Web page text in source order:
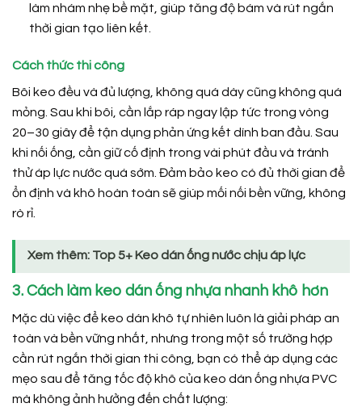
làm nhám nhẹ bề mặt, giúp tăng độ bám và rút ngắn
thời gian tạo liên kết.
Cách thức thi công
Bôi keo đều và đủ lượng, không quá dày cũng không quá
mỏng. Sau khi bôi, cần lắp ráp ngay lập tức trong vòng
20–30 giây để tận dụng phản ứng kết dính ban đầu. Sau
khi nối ống, cần giữ cố định trong vài phút đầu và tránh
thử áp lực nước quá sớm. Đảm bảo keo có đủ thời gian để
ổn định và khô hoàn toàn sẽ giúp mối nối bền vững, không
rò rỉ.
Xem thêm: Top 5+ Keo dán ống nước chịu áp lực
3. Cách làm keo dán ống nhựa nhanh khô hơn
Mặc dù việc để keo dán khô tự nhiên luôn là giải pháp an
toàn và bền vững nhất, nhưng trong một số trường hợp
cần rút ngắn thời gian thi công, bạn có thể áp dụng các
mẹo sau để tăng tốc độ khô của keo dán ống nhựa PVC
mà không ảnh hưởng đến chất lượng: